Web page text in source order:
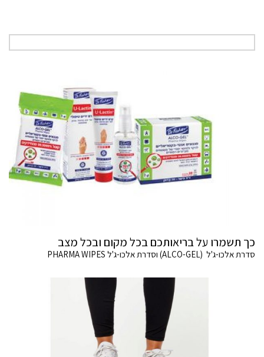
כך תשמרו על בריאותכם בכל מקום ובכל מצב
סדרת אלכו-ג'ל (ALCO-GEL) וסדרת אלכו-ג'ל PHARMA WIPES